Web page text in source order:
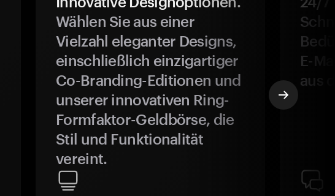
Wählen Sie aus einer
Vielzahl eleganter Designs,
einschließlich einzigartiger
Co-Branding-Editionen und
unserer innovativen Ring-
Formfaktor-Geldbörse, die
Stil und Funktionalität
vereint.
E-
aus